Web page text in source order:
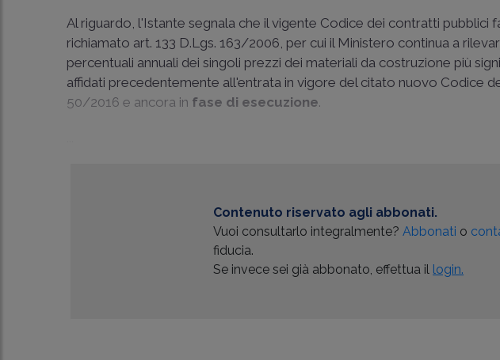
Al riguardo, l'Istante segnala che il vigente Codice dei contratti pubblici
richiamato art. 133 D.Lgs. 163/2006, per cui il Ministero continua a
percentuali annuali dei singoli prezzi dei materiali da costruzione più
affidati precedentemente all'entrata in vigore del citato nuovo Codice
50/2016 e ancora in fase di esecuzione.
Contenuto riservato agli abbonati.
Vuoi consultarlo integralmente?Abbonati o
fiducia.
Se invece sei già abbonato, effettua il login.